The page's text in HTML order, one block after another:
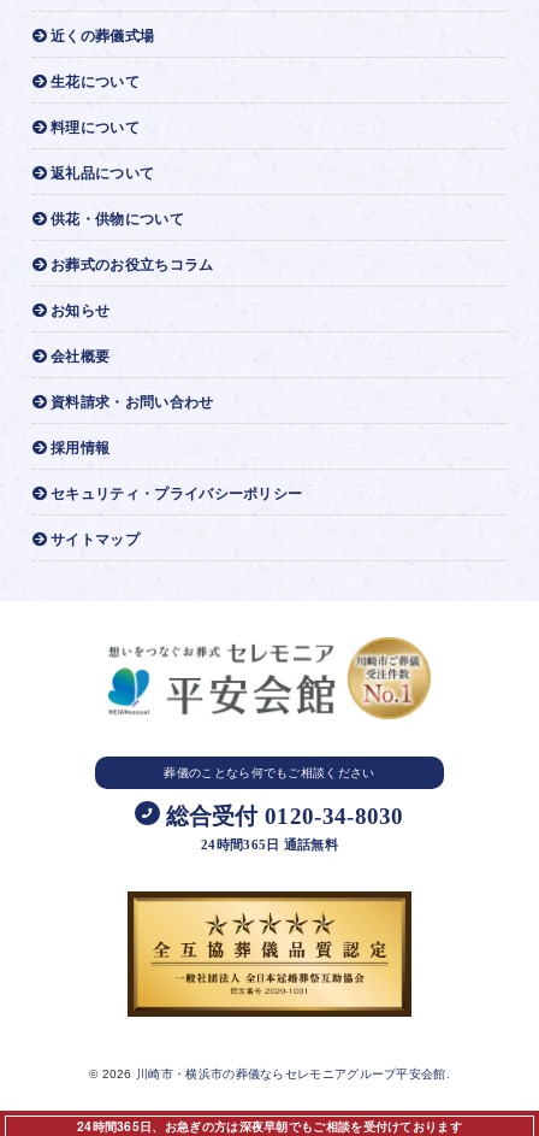
24時間365日、お急ぎの方は深夜早朝でもご相談を受付けております
近くの葬儀式場
生花について
料理について
返礼品について
供花・供物について
お葬式のお役立ちコラム
お知らせ
会社概要
資料請求・お問い合わせ
採用情報
セキュリティ・プライバシーポリシー
サイトマップ
葬儀のことなら何でもご相談ください
総合受付 0120-34-8030
24時間365日 通話無料
© 2026 川崎市・横浜市の葬儀ならセレモニアグループ平安会館.